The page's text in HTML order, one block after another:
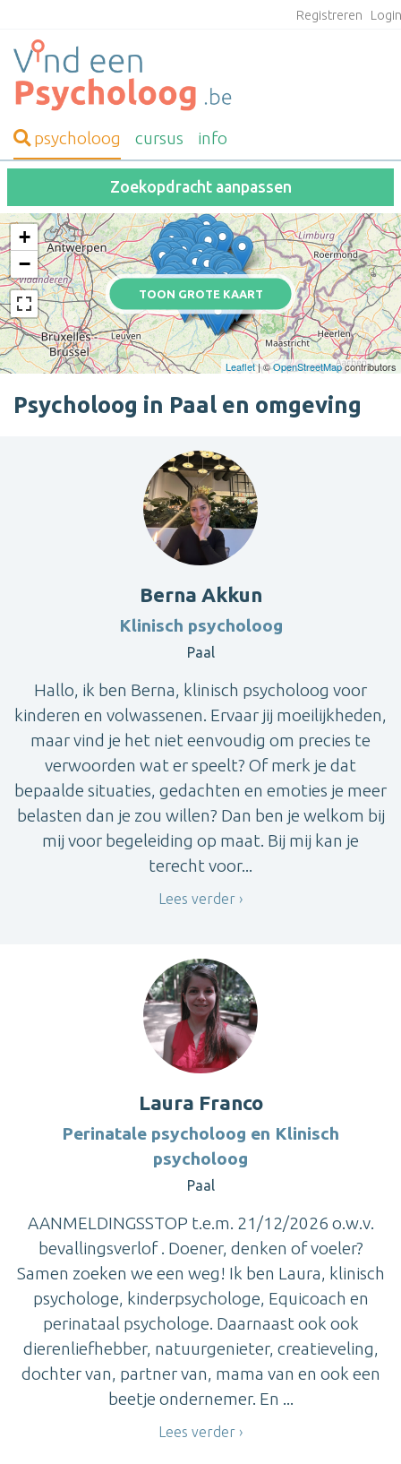
Registreren
psycholoog cursus info
Zoekopdracht aanpassen
TOON GROTE KAART
+
−
Leaflet| ©OpenStreetMapcontributors
Psycholoog in Paal en omgeving
Berna Akkun
Klinisch psycholoog
Paal
Hallo, ik ben Berna, klinisch psycholoog voor
kinderen en volwassenen. Ervaar jij moeilijkheden,
maar vind je het niet eenvoudig om precies te
verwoorden wat er speelt? Of merk je dat
bepaalde situaties, gedachten en emoties je meer
belasten dan je zou willen? Dan ben je welkom bij
mij voor begeleiding op maat. Bij mij kan je
terecht voor...
Lees verder
Laura Franco
Perinatale psycholoog en Klinisch
psycholoog
Paal
AANMELDINGSSTOP t.e.m. 21/12/2026 o.w.v.
bevallingsverlof . Doener, denken of voeler?
Samen zoeken we een weg! Ik ben Laura, klinisch
psychologe, kinderpsychologe, Equicoach en
perinataal psychologe. Daarnaast ook ook
dierenliefhebber, natuurgenieter, creatieveling,
dochter van, partner van, mama van en ook een
beetje ondernemer. En ...
Lees verder